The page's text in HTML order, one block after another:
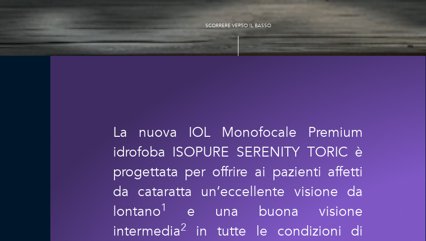
SCORRERE VERSO IL BASSO
La nuova IOL Monofocale Premium
idrofoba ISOPURE SERENITY TORIC è
progettata per offrire ai pazienti affetti
da cataratta un’eccellente visione da
lontano1
e una buona visione
intermedia2
in tutte le condizioni di